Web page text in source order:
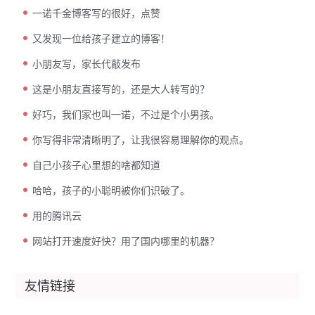
一诺千金博客写的很好，点赞
又发现一位给孩子建立的博客！
小朋友写，家长代敲发布
这是小朋友直接写的，还是大人转写的？
好巧，我们家也叫一诺，不过是个小男孩。
你写得非常清晰明了，让我很容易理解你的观点。
自己小孩子心里想的啥都知道
哈哈，孩子的小聪明被你们识破了。
用的腾讯云
网站打开速度好快？用了国内哪里的机器？
友情链接